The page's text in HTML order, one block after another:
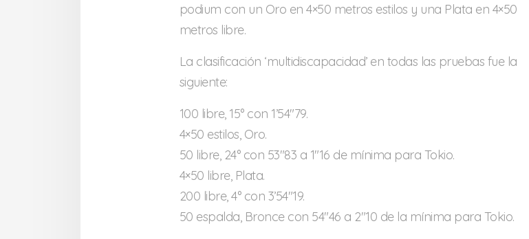
podium con un Oro en 4×50 metros estilos y una Plata en 4×50
metros libre.
La clasificación ‘multidiscapacidad’ en todas las pruebas fue la
siguiente:
100 libre, 15° con 1’54″79.
4×50 estilos, Oro.
50 libre, 24° con 53″83 a 1″16 de mínima para Tokio.
4×50 libre, Plata.
200 libre, 4° con 3’54″19.
50 espalda, Bronce con 54″46 a 2″10 de la mínima para Tokio.